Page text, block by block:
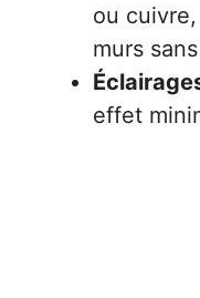
ou
murs
effet